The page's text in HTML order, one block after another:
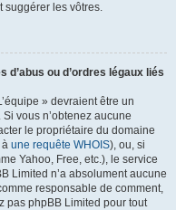
suggérer les vôtres.
ou d’ordres légaux liés
» devraient être un
vous n’obtenez aucune
le propriétaire du domaine
à une requête WHOIS), ou, si
Yahoo, Free, etc.), le service
Limited n’a absolument aucune
responsable de comment,
pas phpBB Limited pour tout